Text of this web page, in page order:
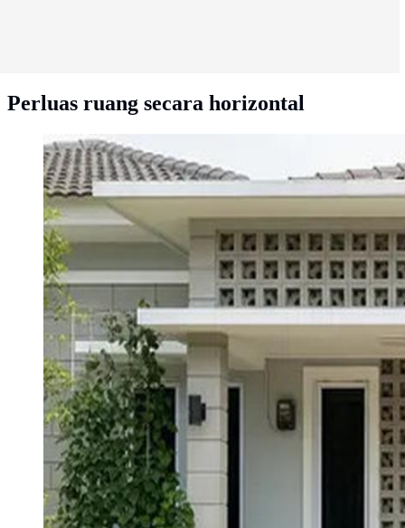
Perluas ruang secara horizontal